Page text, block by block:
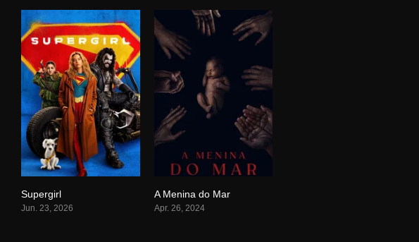
Supergirl
Jun. 23, 2026
A Menina do Mar
Apr. 26, 2024